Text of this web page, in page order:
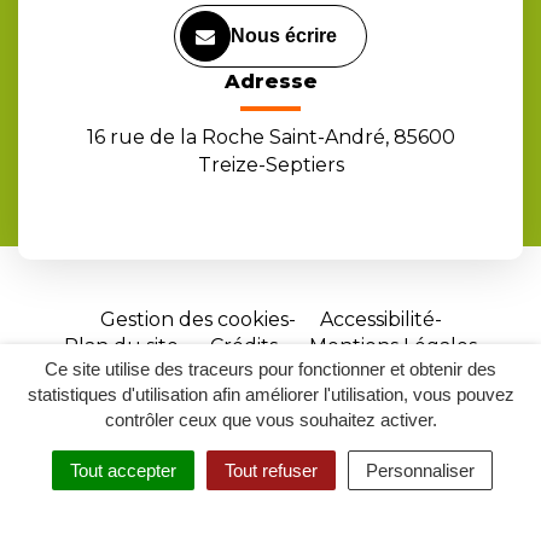
Ce site utilise des traceurs pour fonctionner et obtenir des
statistiques d'utilisation afin améliorer l'utilisation, vous pouvez
contrôler ceux que vous souhaitez activer.
Tout accepter Tout refuser Personnaliser
RECHERCHER
ACCESSIBILITÉ
Nous écrire
Adresse
16 rue de la Roche Saint-André, 85600
Treize-Septiers
Gestion des cookies
Accessibilité
Plan du site
Crédits
Mentions Légales
Site
réalisé
par
Inovagora